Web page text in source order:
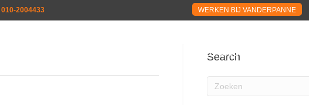
010-2004433 WERKEN BIJ VANDERPANNE
OVER ONS
Search